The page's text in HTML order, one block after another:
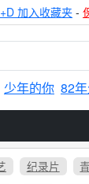
加入收藏夹-
少年的你 82
纪录片